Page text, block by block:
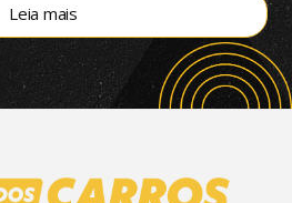
Leia mais